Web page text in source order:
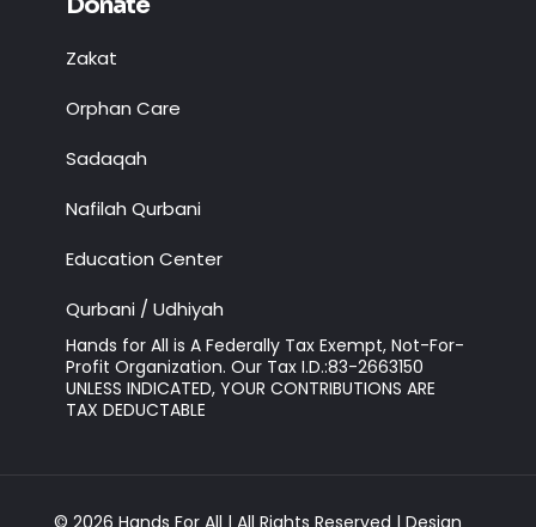
Zakat
Orphan Care
Sadaqah
Nafilah Qurbani
Education Center
Qurbani / Udhiyah
Hands for All is A Federally Tax Exempt, Not-For-
Profit Organization. Our Tax I.D.:83-2663150
UNLESS INDICATED, YOUR CONTRIBUTIONS ARE
TAX DEDUCTABLE